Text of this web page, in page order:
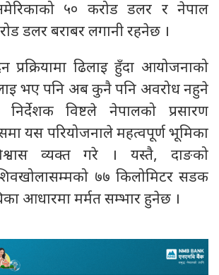
५० करोड डलर र नेपाल
डलर बराबर लगानी रहनेछ ।
ढिलाइ हुँदा आयोजनाको
भए पनि अब कुनै पनि अवरोध नहुने
निर्देशक विष्टले नेपालको प्रसारण
यस परियोजनाले महत्वपूर्ण भूमिका
व्यक्त गरे । यस्तै, दाङको
७७ किलोमिटर सडक
आधारमा मर्मत सम्भार हुनेछ ।